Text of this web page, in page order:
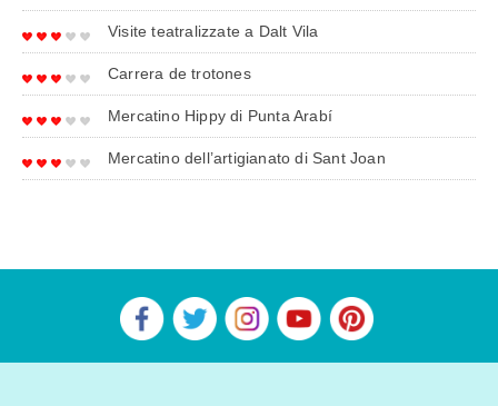
Visite teatralizzate a Dalt Vila
Carrera de trotones
Mercatino Hippy di Punta Arabí
Mercatino dell’artigianato di Sant Joan